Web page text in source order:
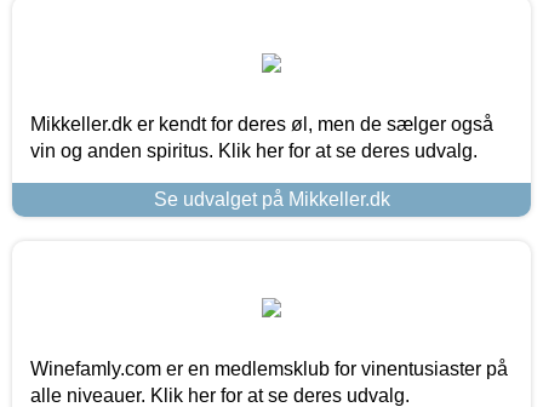
Mikkeller.dk er kendt for deres øl, men de sælger også
vin og anden spiritus. Klik her for at se deres udvalg.
Se udvalget på Mikkeller.dk
Winefamly.com er en medlemsklub for vinentusiaster på
alle niveauer. Klik her for at se deres udvalg.